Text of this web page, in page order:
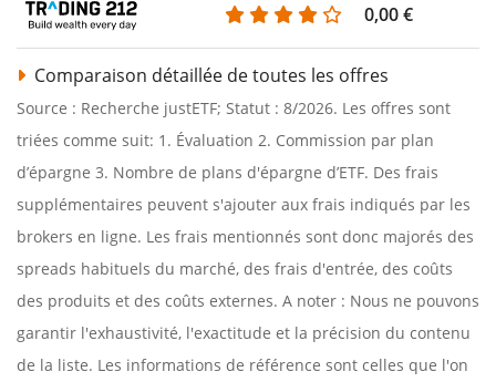
0,00 €
Comparaison détaillée de toutes les offres
Source : Recherche justETF; Statut : 8/2026. Les offres sont
triées comme suit: 1. Évaluation 2. Commission par plan
d’épargne 3. Nombre de plans d'épargne d’ETF. Des frais
supplémentaires peuvent s'ajouter aux frais indiqués par les
brokers en ligne. Les frais mentionnés sont donc majorés des
spreads habituels du marché, des frais d'entrée, des coûts
des produits et des coûts externes. A noter : Nous ne pouvons
garantir l'exhaustivité, l'exactitude et la précision du contenu
de la liste. Les informations de référence sont celles que l'on